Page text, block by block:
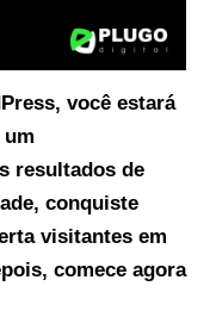
você estará
resultados de
conquiste
visitantes em
comece agora